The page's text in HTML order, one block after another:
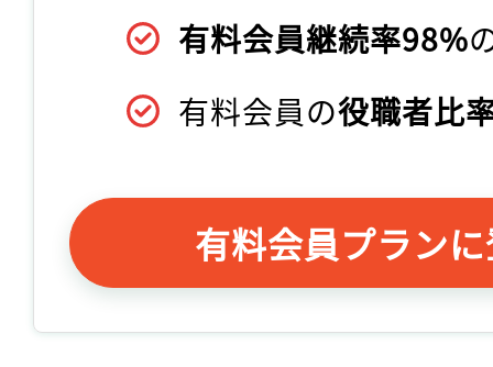
有料会員継続率98%
有料会員の役職者比
有料会員プラン